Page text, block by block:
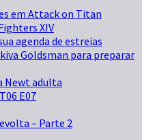
em Attack on Titan
XIV
agenda de estreias
Goldsman para preparar
Newt adulta
E07
– Parte 2